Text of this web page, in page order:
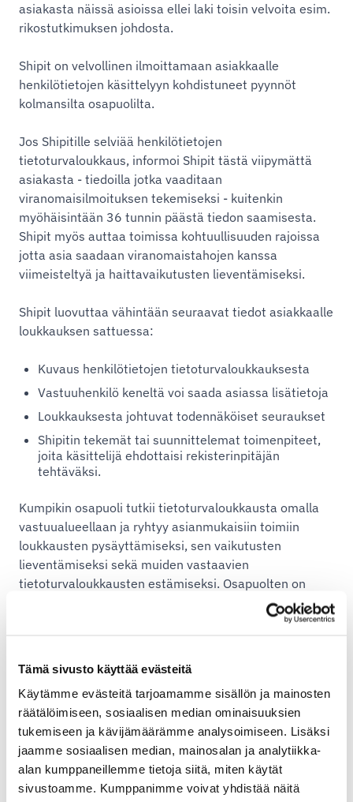
Tämä sivusto käyttää evästeitä
Käytämme evästeitä tarjoamamme sisällön ja mainosten
räätälöimiseen, sosiaalisen median ominaisuuksien
tukemiseen ja kävijämäärämme analysoimiseen. Lisäksi
jaamme sosiaalisen median, mainosalan ja analytiikka-
alan kumppaneillemme tietoja siitä, miten käytät
sivustoamme. Kumppanimme voivat yhdistää näitä
asiakasta näissä asioissa ellei laki toisin velvoita esim.
rikostutkimuksen johdosta.
Shipit on velvollinen ilmoittamaan asiakkaalle
henkilötietojen käsittelyyn kohdistuneet pyynnöt
kolmansilta osapuolilta.
Jos Shipitille selviää henkilötietojen
tietoturvaloukkaus, informoi Shipit tästä viipymättä
asiakasta - tiedoilla jotka vaaditaan
viranomaisilmoituksen tekemiseksi - kuitenkin
myöhäisintään 36 tunnin päästä tiedon saamisesta.
Shipit myös auttaa toimissa kohtuullisuuden rajoissa
jotta asia saadaan viranomaistahojen kanssa
viimeisteltyä ja haittavaikutusten lieventämiseksi.
Shipit luovuttaa vähintään seuraavat tiedot asiakkaalle
loukkauksen sattuessa:
Kuvaus henkilötietojen tietoturvaloukkauksesta
Vastuuhenkilö keneltä voi saada asiassa lisätietoja
Loukkauksesta johtuvat todennäköiset seuraukset
Shipitin tekemät tai suunnittelemat toimenpiteet,
joita käsittelijä ehdottaisi rekisterinpitäjän
tehtäväksi.
Kumpikin osapuoli tutkii tietoturvaloukkausta omalla
vastuualueellaan ja ryhtyy asianmukaisiin toimiin
loukkausten pysäyttämiseksi, sen vaikutusten
lieventämiseksi sekä muiden vastaavien
tietoturvaloukkausten estämiseksi. Osapuolten on
dokumentoitava ja ilmoitettava toiselle osapuolelle
tutkimuksensa tulokset ja toteutetut toimet. Osapuolet
mukaiset velvollisuutensa.
Auditoinnit
Asiakkaalla on lupa selvittää omalla kustannuksellaan
tai kolmannen osapuolen avulla että Shipit noudattaa
tätä tietojenkäsittelysopimusta. Kyseiset selvitykset